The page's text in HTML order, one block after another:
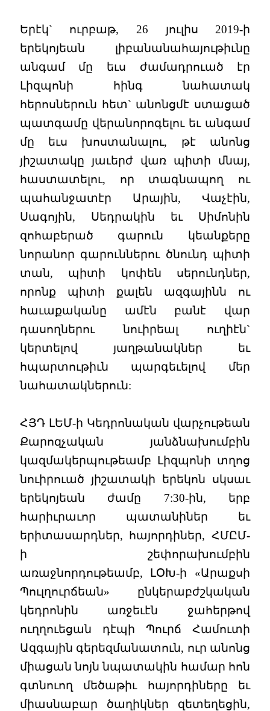
Երէկ` ուրբաթ, 26 յուլիս 2019-ի
երեկոյեան լիբանանահայութիւնը
անգամ մը եւս ժամադրուած էր
Լիզպոնի հինգ նահատակ
հերոսներուն հետ` անոնցմէ ստացած
պատգամը վերանորոգելու եւ անգամ
մը եւս խոստանալու, թէ անոնց
յիշատակը յաւերժ վառ պիտի մնայ,
հաստատելու, որ տագնապող ու
պահանջատէր Արային, Վաչէին,
Սագոյին, Սեդրակին եւ Սիմոնին
զոհաբերած գարուն կեանքերը
նորանոր գարուններու ծնունդ պիտի
տան, պիտի կոփեն սերունդներ,
որոնք պիտի քալեն ազգայինն ու
հաւաքականը ամէն բանէ վար
դասողներու նուիրեալ ուղիէն`
կերտելով յաղթանակներ եւ
հպարտութիւն պարգեւելով մեր
նահատակներուն:
ՀՅԴ ԼԵՄ-ի Կեդրոնական վարչութեան
Քարոզչական յանձնախումբին
կազմակերպութեամբ Լիզպոնի տղոց
նուիրուած յիշատակի երեկոն սկսաւ
երեկոյեան ժամը 7:30-ին, երբ
հարիւրաւոր պատանիներ եւ
երիտասարդներ, հայորդիներ, ՀՄԸՄ-
ի շեփորախումբին
առաջնորդութեամբ, ԼՕԽ-ի «Արաքսի
Պուլղուրճեան» ընկերաբժշկական
կեդրոնին առջեւէն ջահերթով
ուղղուեցան դէպի Պուրճ Համուտի
Ազգային գերեզմանատուն, ուր անոնց
միացան նոյն նպատակին համար հոն
գտնուող մեծաթիւ հայորդիները եւ
միասնաբար ծաղիկներ զետեղեցին,